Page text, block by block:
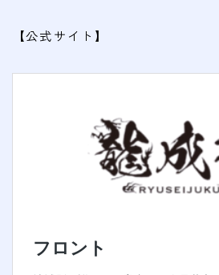
【公式サイト】